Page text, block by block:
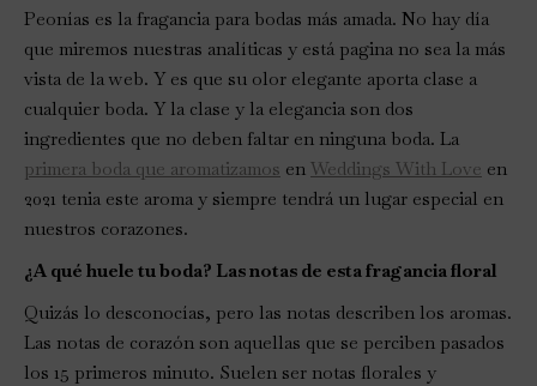
Peonías es la fragancia para bodas más amada. No hay día
que miremos nuestras analíticas y está pagina no sea la más
vista de la web. Y es que su olor elegante aporta clase a
cualquier boda. Y la clase y la elegancia son dos
ingredientes que no deben faltar en ninguna boda. La
primera boda que aromatizamos en Weddings With Love en
2021 tenia este aroma y siempre tendrá un lugar especial en
nuestros corazones.
¿A qué huele tu boda? Las notas de esta fragancia floral
Quizás lo desconocías, pero las notas describen los aromas.
Las notas de corazón son aquellas que se perciben pasados
los 15 primeros minuto. Suelen ser notas florales y